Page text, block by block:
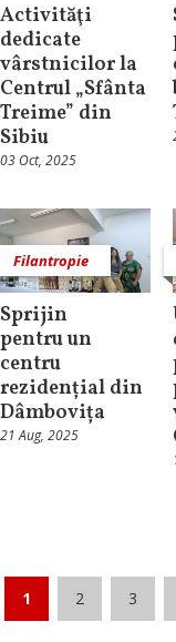
Activităţi
dedicate
vârstnicilor la
Centrul „Sfânta
Treime” din
Sibiu
03 Oct, 2025
Filantropie
Sprijin
pentru un
centru
rezidențial din
Dâmbovița
21 Aug, 2025
1 2 3